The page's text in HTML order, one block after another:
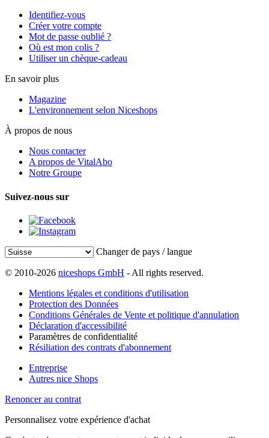
Identifiez-vous
Créer votre compte
Mot de passe oublié ?
Où est mon colis ?
Utiliser un chèque-cadeau
En savoir plus
Magazine
L'environnement selon Niceshops
À propos de nous
Nous contacter
A propos de VitalAbo
Notre Groupe
Suivez-nous sur
Changer de pays / langue
© 2010-2026 niceshops GmbH - All rights reserved.
Mentions légales et conditions d'utilisation
Protection des Données
Conditions Générales de Vente et politique d'annulation
Déclaration d'accessibilité
Paramètres de confidentialité
Résiliation des contrats d'abonnement
Entreprise
Autres nice Shops
Renoncer au contrat
Personnalisez votre expérience d'achat